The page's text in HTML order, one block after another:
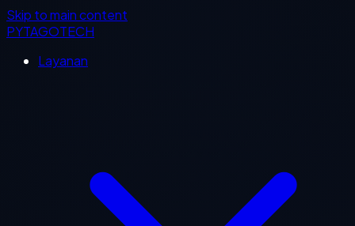
Skip to main content
PYTAGOTECH
Layanan